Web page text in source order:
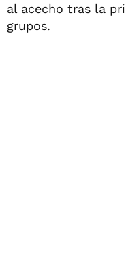
al acecho tras la
grupos.